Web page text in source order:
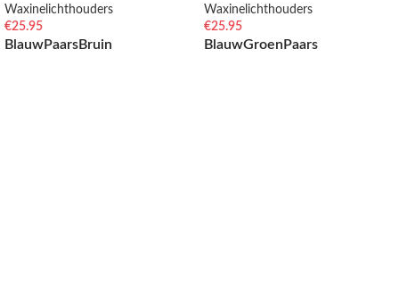
Waxinelichthouders
€25.95
BlauwPaarsBruin
Waxinelichthouders
€25.95
BlauwGroen Paars